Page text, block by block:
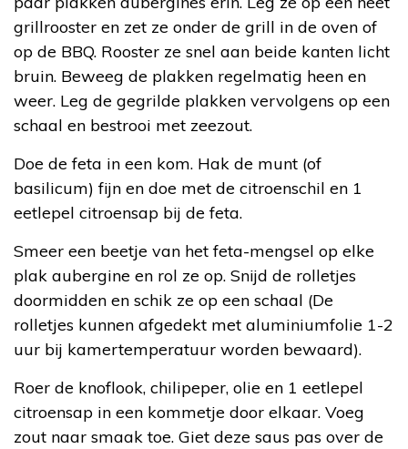
grillrooster en zet ze onder de grill in de oven of
op de BBQ. Rooster ze snel aan beide kanten licht
bruin. Beweeg de plakken regelmatig heen en
weer. Leg de gegrilde plakken vervolgens op een
schaal en bestrooi met zeezout.
Doe de feta in een kom. Hak de munt (of
basilicum) fijn en doe met de citroenschil en 1
eetlepel citroensap bij de feta.
Smeer een beetje van het feta-mengsel op elke
plak aubergine en rol ze op. Snijd de rolletjes
doormidden en schik ze op een schaal (De
rolletjes kunnen afgedekt met aluminiumfolie 1-2
uur bij kamertemperatuur worden bewaard).
Roer de knoflook, chilipeper, olie en 1 eetlepel
citroensap in een kommetje door elkaar. Voeg
zout naar smaak toe. Giet deze saus pas over de